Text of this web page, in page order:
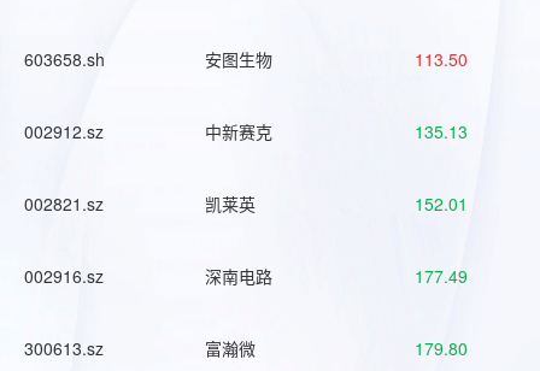
603658.sh 安图生物 113.50
002912.sz 中新赛克 135.13
002821.sz 凯莱英 152.01
002916.sz 深南电路 177.49
300613.sz 富瀚微 179.80